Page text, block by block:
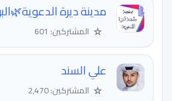
مدينة ديرة
☆ المشتركين: 601
علي السند
☆ المشتركين: 2,470